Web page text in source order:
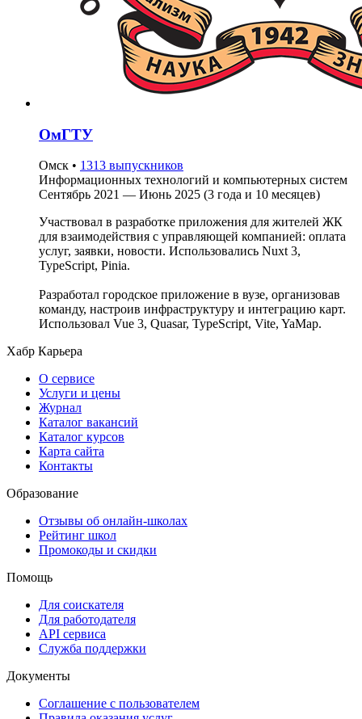
ОмГТУ
Омск • 1313 выпускников
Информационных технологий и компьютерных систем
Сентябрь 2021 — Июнь 2025 (3 года и 10 месяцев)
Участвовал в разработке приложения для жителей ЖК
для взаимодействия с управляющей компанией: оплата
услуг, заявки, новости. Использовались Nuxt 3,
TypeScript, Pinia.
Разработал городское приложение в вузе, организовав
команду, настроив инфраструктуру и интеграцию карт.
Использовал Vue 3, Quasar, TypeScript, Vite, YaMap.
Хабр Карьера
О сервисе
Услуги и цены
Журнал
Каталог вакансий
Каталог курсов
Карта сайта
Контакты
Образование
Отзывы об онлайн-школах
Рейтинг школ
Промокоды и скидки
Помощь
Для соискателя
Для работодателя
API сервиса
Служба поддержки
Документы
Соглашение с пользователем